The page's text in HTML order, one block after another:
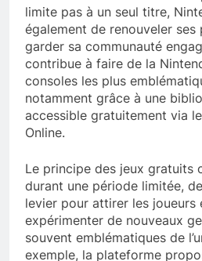
limite pas à un seul titre,
également de renouveler
garder sa communauté
contribue à faire de la
consoles les plus
notamment grâce à une
accessible gratuitement via
Online.
Le principe des jeux gratuits
durant une période limitée,
levier pour attirer les joueurs
expérimenter de nouveaux
souvent emblématiques de
exemple, la plateforme